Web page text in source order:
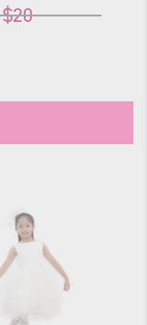
$20